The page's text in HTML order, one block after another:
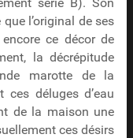
série B). Son
l’original de ses
encore ce décor de
la décrépitude
marotte de la
ces déluges d’eau
de la maison une
ces désirs